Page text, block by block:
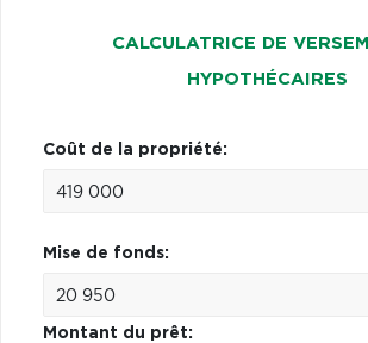
CALCULATRICE DE
HYPOTHÉCAIRES
Coût de la propriété:
Mise de fonds:
Montant du prêt: